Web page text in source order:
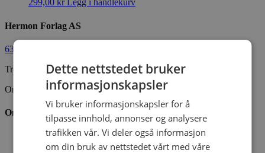
299,00 kr Legg i handlekurv
Hermon Forlag AS
63 80 30 99
Trondheimsveien 50 C, 2007 Kjeller
Org.nr. 889 204 982
Om oss
Vår visjon
Vår historie
Dette nettstedet bruker
informasjonskapsler
Vi bruker informasjonskapsler for å
tilpasse innhold, annonser og analysere
trafikken vår. Vi deler også informasjon
om din bruk av nettstedet vårt med våre